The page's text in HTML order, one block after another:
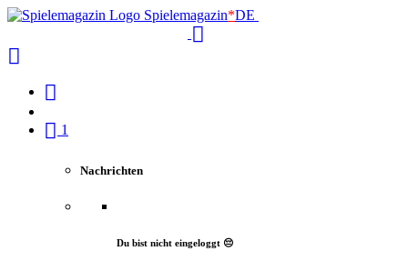
Spielemagazin*DE
1
Nachrichten
Du bist nicht eingeloggt 😔